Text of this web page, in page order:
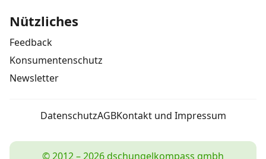
Nützliches
Feedback
Konsumentenschutz
Newsletter
DatenschutzAGBKontakt und Impressum
© 2012 – 2026 dschungelkompass gmbh